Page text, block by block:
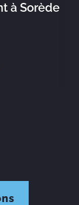
à Sorède